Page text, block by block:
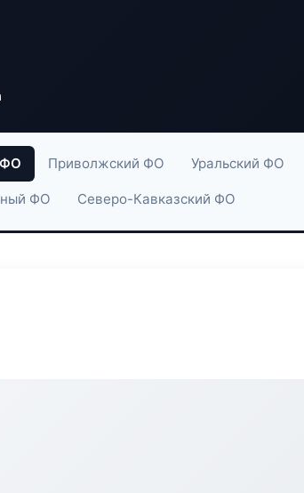
ФО Приволжский ФО Уральский ФО
ФО Северо-Кавказский ФО